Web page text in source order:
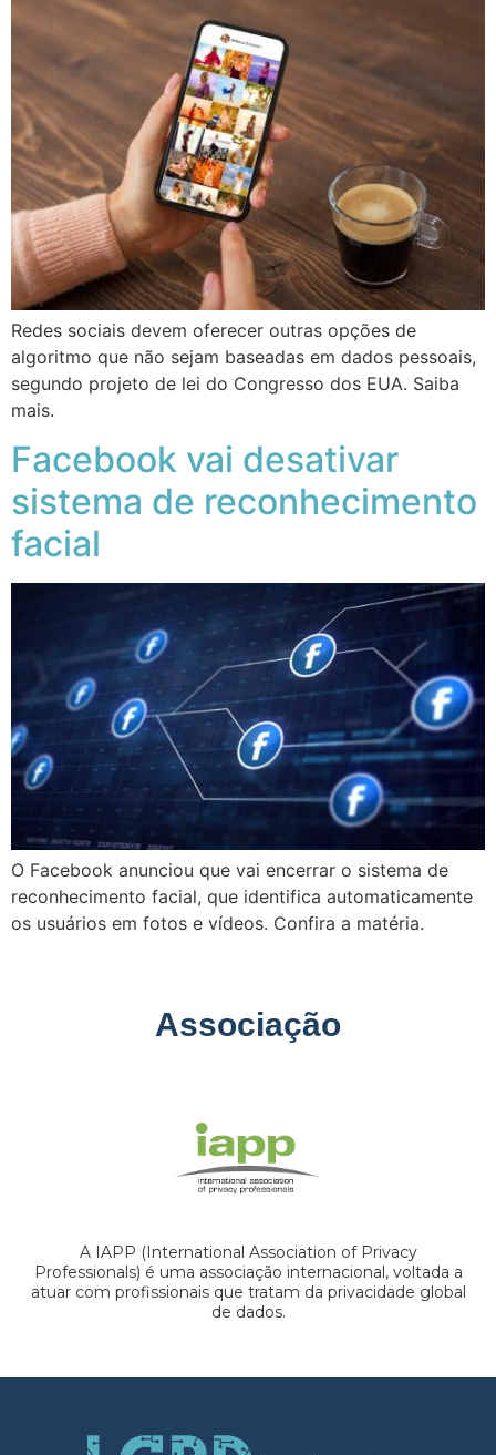
Redes sociais devem oferecer outras opções de
algoritmo que não sejam baseadas em dados pessoais,
segundo projeto de lei do Congresso dos EUA. Saiba
mais.
Facebook vai desativar
sistema de reconhecimento
facial
O Facebook anunciou que vai encerrar o sistema de
reconhecimento facial, que identifica automaticamente
os usuários em fotos e vídeos. Confira a matéria.
Associação
A IAPP (International Association of Privacy
Professionals) é uma associação internacional, voltada a
atuar com profissionais que tratam da privacidade global
de dados.